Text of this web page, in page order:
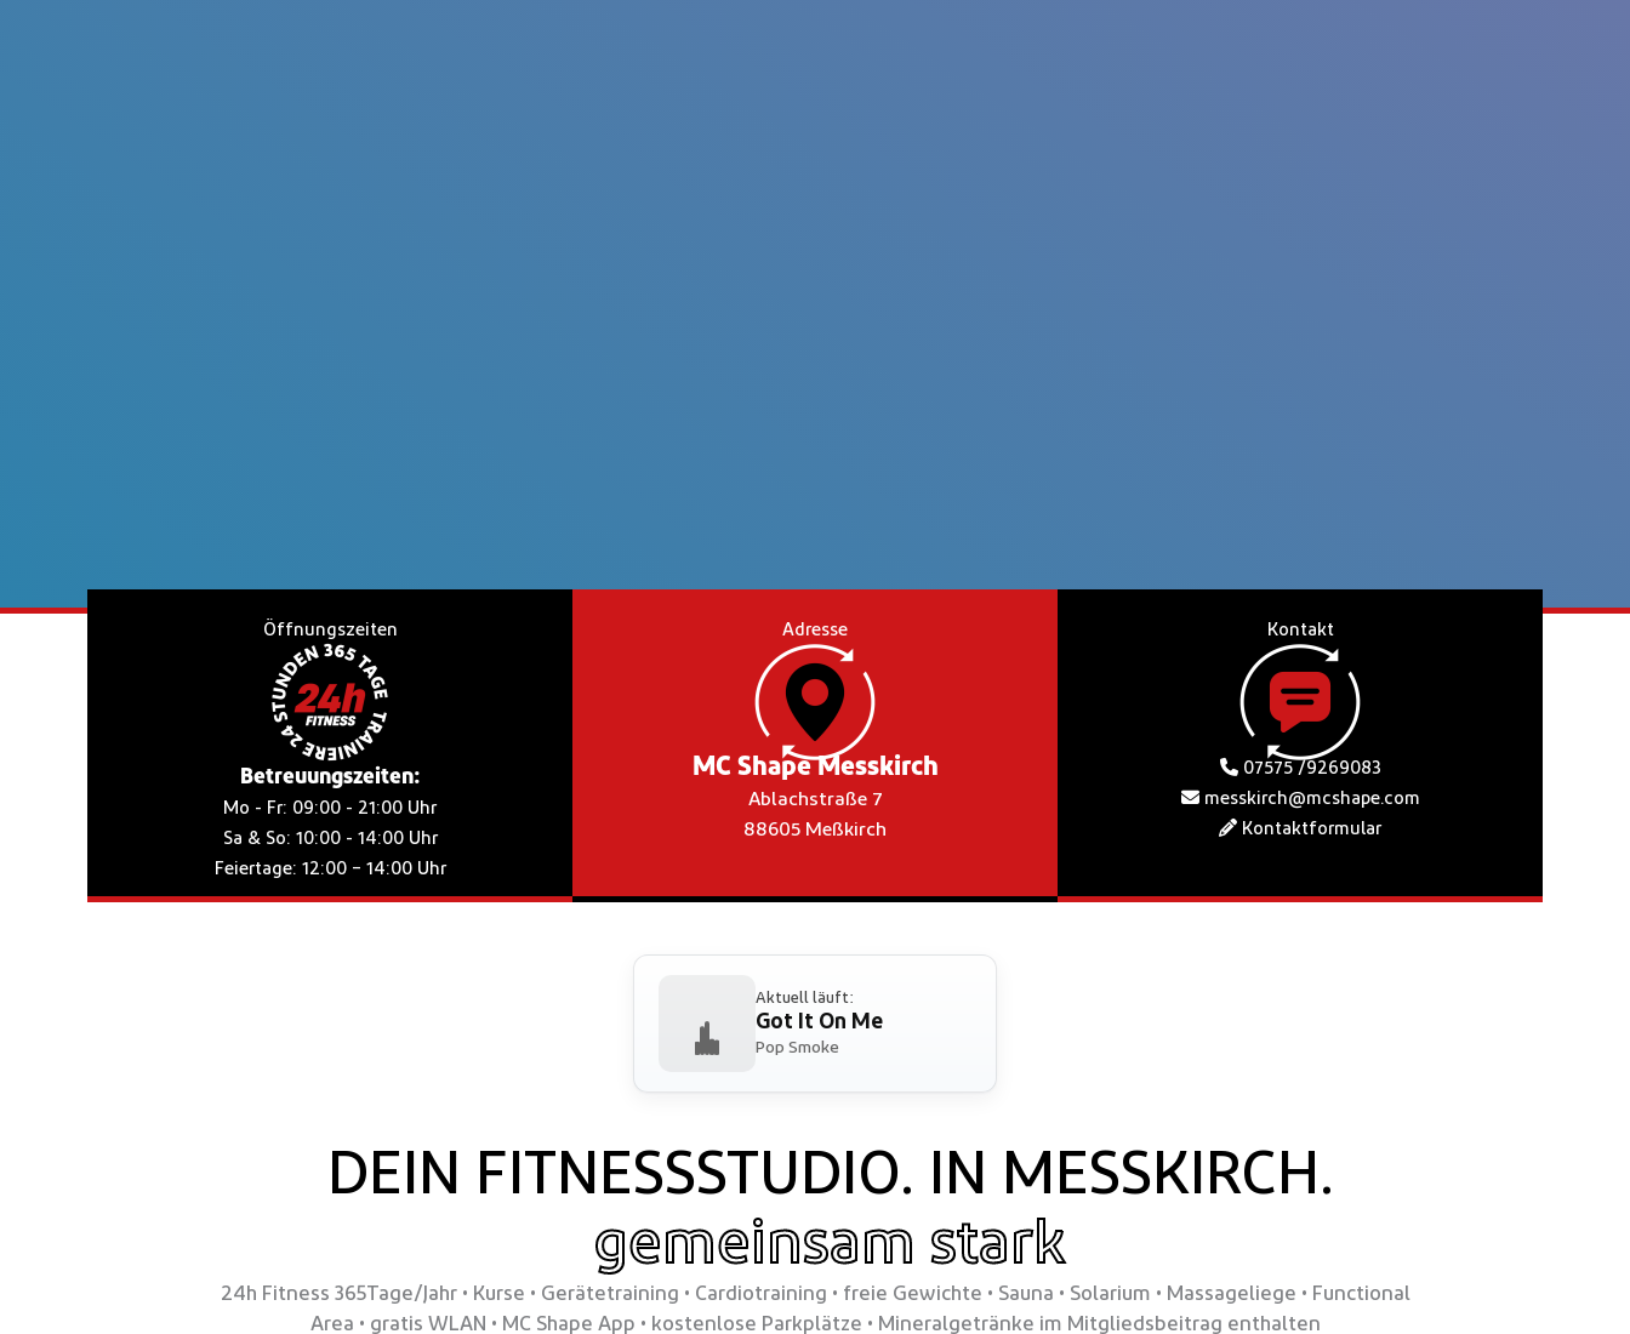
Öffnungszeiten
Betreuungszeiten:
Mo - Fr: 09:00 - 21:00 Uhr
Sa & So: 10:00 - 14:00 Uhr
Feiertage: 12:00 – 14:00 Uhr
Adresse
MC Shape Messkirch
Ablachstraße 7
88605 Meßkirch
Kontakt
07575 /9269083
messkirch@mcshape.com
Kontaktformular
Aktuell läuft:
Got It On Me
Pop Smoke
DEIN FITNESSSTUDIO. IN MESSKIRCH.
gemeinsam stark
24h Fitness 365Tage/Jahr • Kurse • Gerätetraining • Cardiotraining • freie Gewichte • Sauna • Solarium • Massageliege • Functional
Area • gratis WLAN • MC Shape App • kostenlose Parkplätze • Mineralgetränke im Mitgliedsbeitrag enthalten